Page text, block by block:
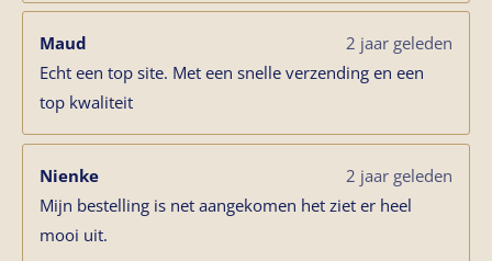
Maud
2 jaar geleden
Echt een top site. Met een snelle verzending en een
top kwaliteit
Nienke
2 jaar geleden
Mijn bestelling is net aangekomen het ziet er heel
mooi uit.